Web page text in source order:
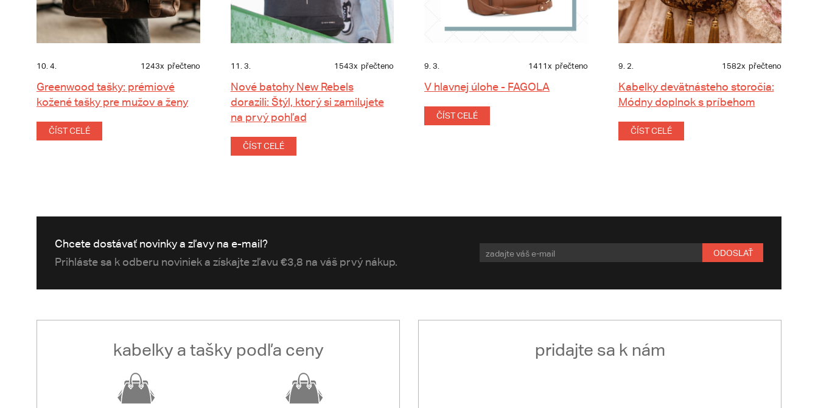
10. 4. 1243x přečteno
Greenwood tašky: prémiové
kožené tašky pre mužov a ženy
ČÍST CELÉ
11. 3. 1543x přečteno
Nové batohy New Rebels
dorazili: Štýl, ktorý si zamilujete
na prvý pohľad
ČÍST CELÉ
9. 3. 1411x přečteno
V hlavnej úlohe - FAGOLA
ČÍST CELÉ
9. 2. 1582x přečteno
Kabelky devätnásteho storočia:
Módny doplnok s príbehom
ČÍST CELÉ
Chcete dostávať novinky a zľavy na e-mail?
Prihláste sa k odberu noviniek a získajte zľavu €3,8 na váš prvý nákup.
ODOSLAŤ
kabelky a tašky podľa ceny pridajte sa k nám